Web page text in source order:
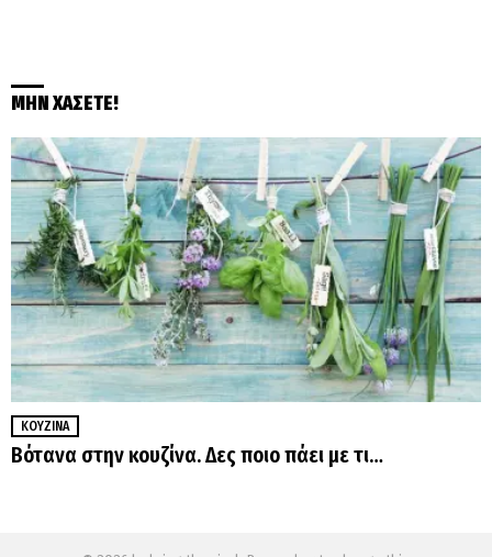
ΜΗΝ ΧΑΣΕΤΕ!
ΚΟΥΖΊΝΑ
Βότανα στην κουζίνα. Δες ποιο πάει με τι…